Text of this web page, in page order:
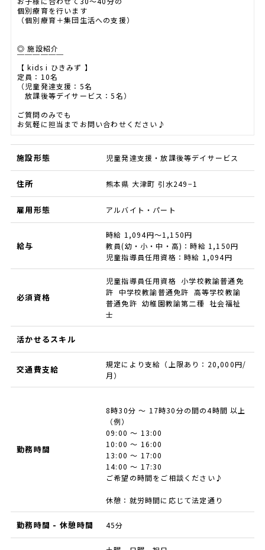
個別療育を行います
（個別療育＋集団生活への支援）
◎ 施設紹介
￣￣￣￣￣￣
【 kids i ひきみず 】
定員：10名
（児童発達支援：5名
放課後等デイサービス：5名）
ご質問のみでも
お気軽に担当までお問い合わせください♪
施設形態 児童発達支援・放課後等デイサービス
住所 熊本県 大津町 引水249−1
雇用形態 アルバイト・パート
給与
時給 1,094円～1,150円
教員(幼・小・中・高)：時給 1,150円
児童指導員任用資格：時給 1,094円
必須資格
児童指導員任用資格 小学校教諭普通免
許 中学校教諭普通免許 高等学校教諭
普通免許 幼稚園教諭第二種 社会福祉
士
活かせるスキル
交通費支給
規定により支給（上限あり：20,000円/
月）
勤務時間
8時30分 ～ 17時30分の間の4時間 以上
（例）
09:00 ～ 13:00
10:00 ～ 16:00
13:00 ～ 17:00
14:00 ～ 17:30
ご希望の時間をご相談ください♪
休憩：就労時間に応じて法定通り
勤務時間 - 休憩時間 45分